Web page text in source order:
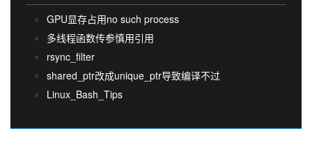
GPU显存占用no such process
多线程函数传参慎用引用
rsync_filter
shared_ptr改成unique_ptr导致编译不过
Linux_Bash_Tips